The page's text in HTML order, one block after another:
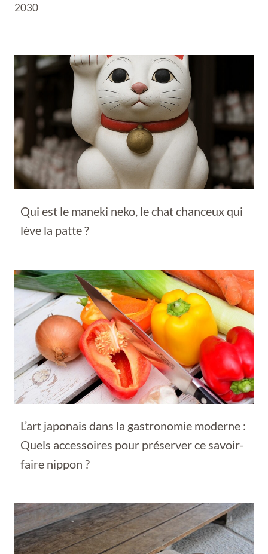
2030
Qui est le maneki neko, le chat chanceux qui
lève la patte ?
L’art japonais dans la gastronomie moderne :
Quels accessoires pour préserver ce savoir-
faire nippon ?